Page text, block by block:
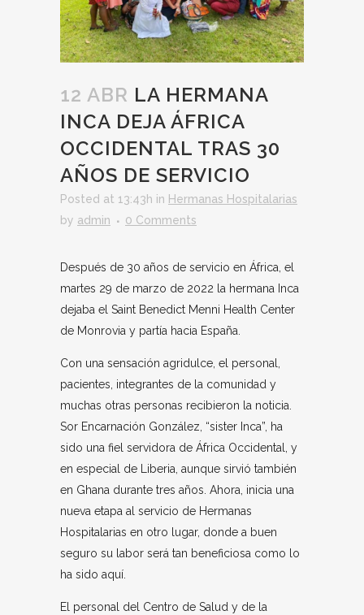
12 ABR LA HERMANA
INCA DEJA ÁFRICA
OCCIDENTAL TRAS 30
AÑOS DE SERVICIO
Posted at 13:43h in Hermanas Hospitalarias
by admin 0 Comments
Después de 30 años de servicio en África, el
martes 29 de marzo de 2022 la hermana Inca
dejaba el Saint Benedict Menni Health Center
de Monrovia y partía hacia España.
Con una sensación agridulce, el personal,
pacientes, integrantes de la comunidad y
muchas otras personas recibieron la noticia.
Sor Encarnación González, “sister Inca”, ha
sido una fiel servidora de África Occidental, y
en especial de Liberia, aunque sirvió también
en Ghana durante tres años. Ahora, inicia una
nueva etapa al servicio de Hermanas
Hospitalarias en otro lugar, donde a buen
seguro su labor será tan beneficiosa como lo
ha sido aquí.
El personal del Centro de Salud y de la